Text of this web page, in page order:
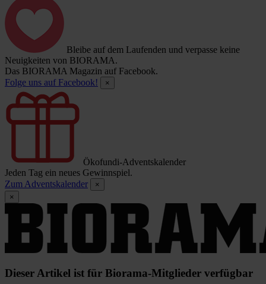
Bleibe auf dem Laufenden und verpasse keine
Neuigkeiten von BIORAMA.
Das BIORAMA Magazin auf Facebook.
Folge uns auf Facebook!
×
Ökofundi-Adventskalender
Jeden Tag ein neues Gewinnspiel.
Zum Adventskalender
×
×
Dieser Artikel ist für Biorama-Mitglieder verfügbar